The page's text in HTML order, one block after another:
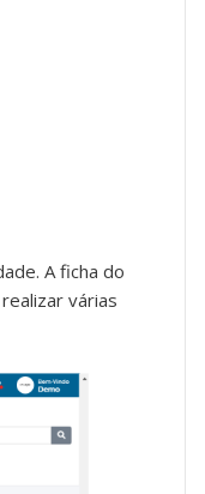
A ficha do
várias